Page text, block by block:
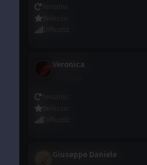
Tentativi :
Bellezza :
Difficoltà :
Veronica
Tentativi :
Bellezza :
Difficoltà :
Giuseppe Daniele